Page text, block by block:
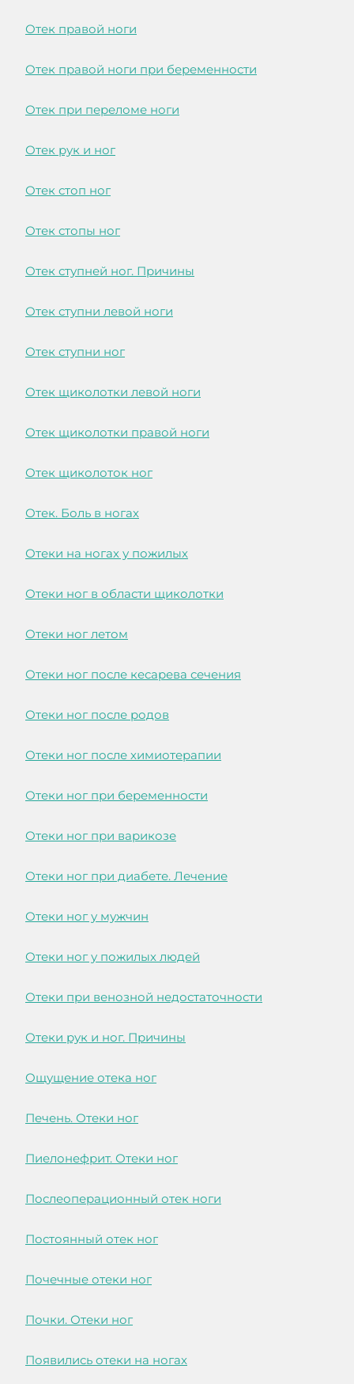
Отек правой ноги
Отек правой ноги при беременности
Отек при переломе ноги
Отек рук и ног
Отек стоп ног
Отек стопы ног
Отек ступней ног. Причины
Отек ступни левой ноги
Отек ступни ног
Отек щиколотки левой ноги
Отек щиколотки правой ноги
Отек щиколоток ног
Отек. Боль в ногах
Отеки на ногах у пожилых
Отеки ног в области щиколотки
Отеки ног летом
Отеки ног после кесарева сечения
Отеки ног после родов
Отеки ног после химиотерапии
Отеки ног при беременности
Отеки ног при варикозе
Отеки ног при диабете. Лечение
Отеки ног у мужчин
Отеки ног у пожилых людей
Отеки при венозной недостаточности
Отеки рук и ног. Причины
Ощущение отека ног
Печень. Отеки ног
Пиелонефрит. Отеки ног
Послеоперационный отек ноги
Постоянный отек ног
Почечные отеки ног
Почки. Отеки ног
Появились отеки на ногах